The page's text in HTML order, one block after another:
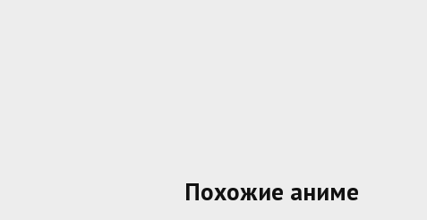
Похожие аниме